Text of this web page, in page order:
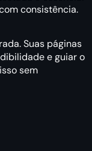
consistência.
Suas páginas
e guiar o
sem